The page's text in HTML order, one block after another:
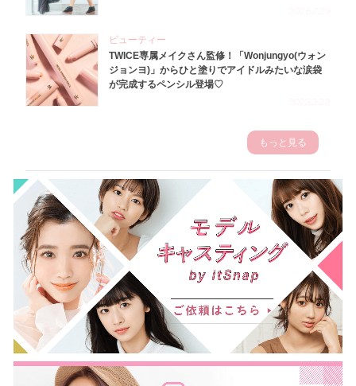
ビューティー
TWICE専属メイクさん監修！「Wonjungyo(ウォン
ジョンヨ)」からひと塗りでアイドルみたいな涙袋
が完成するペンシル登場♡
もっと見る